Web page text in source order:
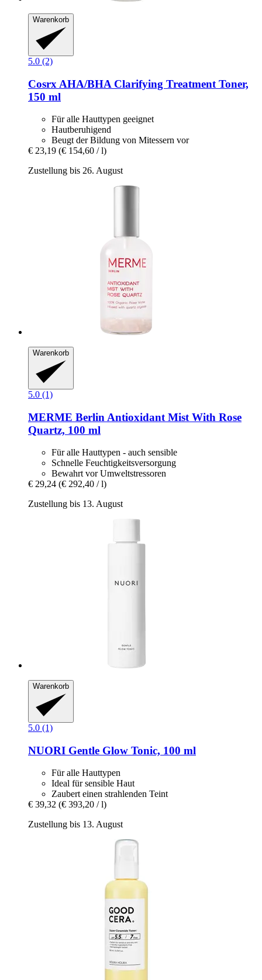
Warenkorb
5.0 (2)
Cosrx AHA/BHA Clarifying Treatment Toner,
150 ml
Für alle Hauttypen geeignet
Hautberuhigend
Beugt der Bildung von Mitessern vor
€ 23,19 (€ 154,60 / l)
Zustellung bis 26. August
Warenkorb
5.0 (1)
MERME Berlin Antioxidant Mist With Rose
Quartz, 100 ml
Für alle Hauttypen - auch sensible
Schnelle Feuchtigkeitsversorgung
Bewahrt vor Umweltstressoren
€ 29,24 (€ 292,40 / l)
Zustellung bis 13. August
Warenkorb
5.0 (1)
NUORI Gentle Glow Tonic, 100 ml
Für alle Hauttypen
Ideal für sensible Haut
Zaubert einen strahlenden Teint
€ 39,32 (€ 393,20 / l)
Zustellung bis 13. August